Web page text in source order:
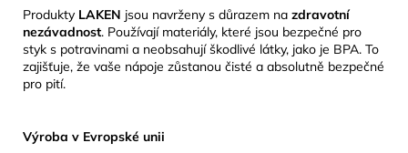
Produkty LAKEN jsou navrženy s důrazem na zdravotní
nezávadnost. Používají materiály, které jsou bezpečné pro
styk s potravinami a neobsahují škodlivé látky, jako je BPA. To
zajišťuje, že vaše nápoje zůstanou čisté a absolutně bezpečné
pro pití.
Výroba v Evropské unii